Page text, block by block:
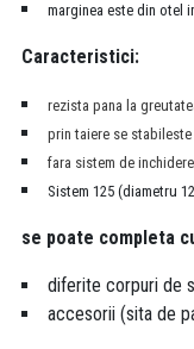
marginea este din otel
Caracteristici:
rezista pana la
prin taiere se stabileste
fara sistem de inchidere
Sistem 125 (diametru
se poate completa
diferite corpuri de
accesorii (sita de